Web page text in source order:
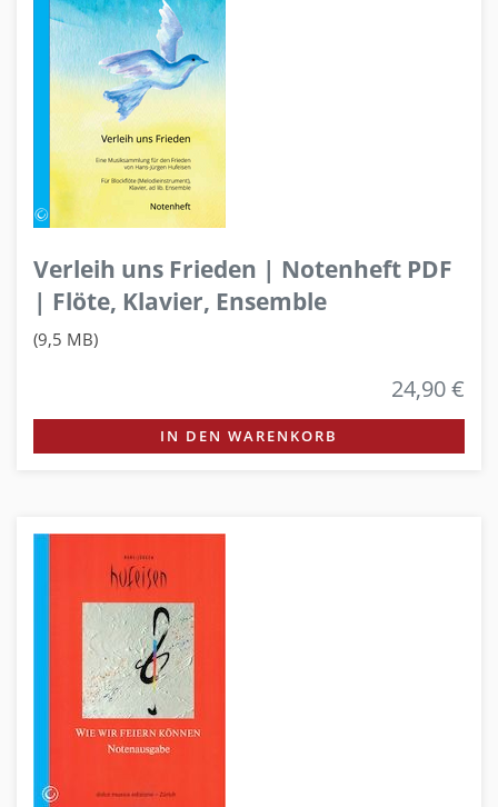
Verleih uns Frieden | Notenheft PDF
| Flöte, Klavier, Ensemble
(9,5 MB)
24,90 €
IN DEN WARENKORB